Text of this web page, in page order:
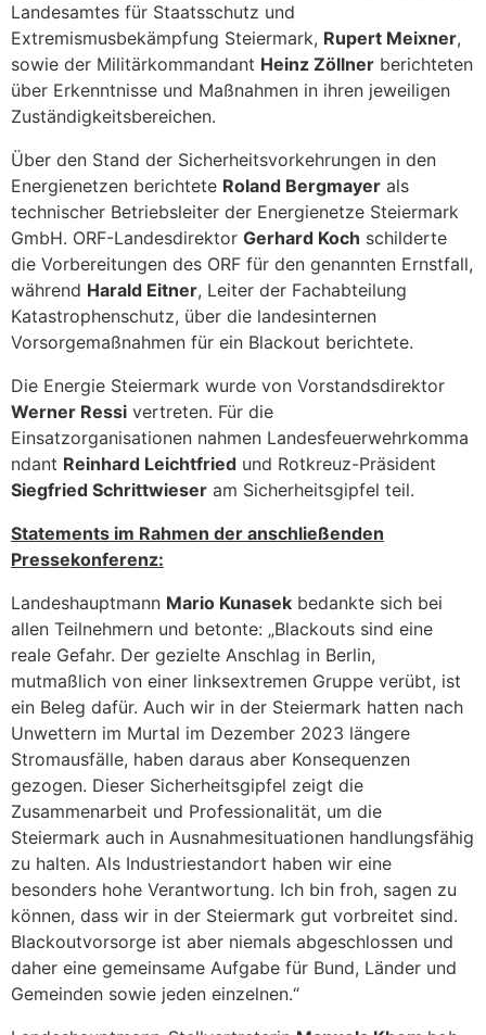
Landesamtes für Staatsschutz und
Extremismusbekämpfung Steiermark, Rupert Meixner,
sowie der Militärkommandant Heinz Zöllner berichteten
über Erkenntnisse und Maßnahmen in ihren jeweiligen
Zuständigkeitsbereichen.
Über den Stand der Sicherheitsvorkehrungen in den
Energienetzen berichtete Roland Bergmayer als
technischer Betriebsleiter der Energienetze Steiermark
GmbH. ORF-Landesdirektor Gerhard Koch schilderte
die Vorbereitungen des ORF für den genannten Ernstfall,
während Harald Eitner, Leiter der Fachabteilung
Katastrophenschutz, über die landesinternen
Vorsorgemaßnahmen für ein Blackout berichtete.
Die Energie Steiermark wurde von Vorstandsdirektor
Werner Ressi vertreten. Für die
Einsatzorganisationen nahmen Landesfeuerwehrkomma
ndant Reinhard Leichtfried und Rotkreuz-Präsident
Siegfried Schrittwieser am Sicherheitsgipfel teil.
Statements im Rahmen der anschließenden
Pressekonferenz:
Landeshauptmann Mario Kunasek bedankte sich bei
allen Teilnehmern und betonte: „Blackouts sind eine
reale Gefahr. Der gezielte Anschlag in Berlin,
mutmaßlich von einer linksextremen Gruppe verübt, ist
ein Beleg dafür. Auch wir in der Steiermark hatten nach
Unwettern im Murtal im Dezember 2023 längere
Stromausfälle, haben daraus aber Konsequenzen
gezogen. Dieser Sicherheitsgipfel zeigt die
Zusammenarbeit und Professionalität, um die
Steiermark auch in Ausnahmesituationen handlungsfähig
zu halten. Als Industriestandort haben wir eine
besonders hohe Verantwortung. Ich bin froh, sagen zu
können, dass wir in der Steiermark gut vorbreitet sind.
Blackoutvorsorge ist aber niemals abgeschlossen und
daher eine gemeinsame Aufgabe für Bund, Länder und
Gemeinden sowie jeden einzelnen.“